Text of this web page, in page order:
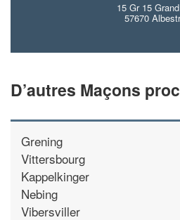
15 Gr 15
57670
D’autres Maçons
Grening
Vittersbourg
Kappelkinger
Nebing
Vibersviller